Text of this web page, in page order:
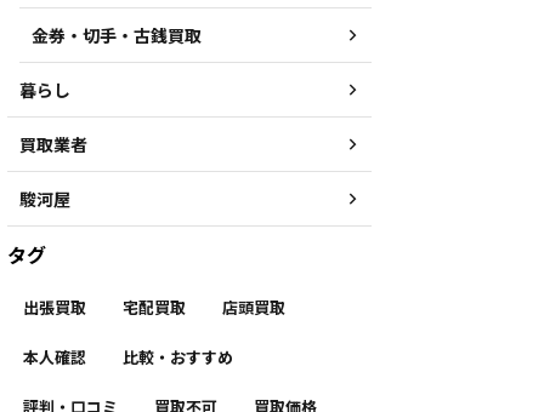
金券・切手・古銭買取
暮らし
買取業者
駿河屋
タグ
出張買取 宅配買取 店頭買取
本人確認 比較・おすすめ
評判・口コミ 買取不可 買取価格